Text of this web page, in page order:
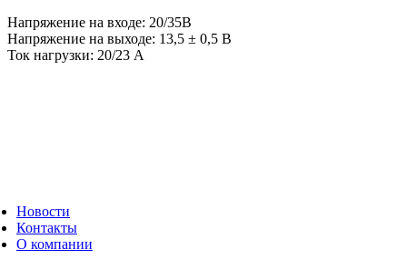
Напряжение на входе: 20/35В
Напряжение на выходе: 13,5 ± 0,5 В
Ток нагрузки: 20/23 А
Новости
Контакты
О компании